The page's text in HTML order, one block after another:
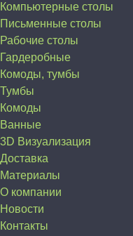
Компьютерные столы
Письменные столы
Рабочие столы
Гардеробные
Комоды, тумбы
Тумбы
Комоды
Ванные
3D Визуализация
Доставка
Материалы
О компании
Новости
Контакты